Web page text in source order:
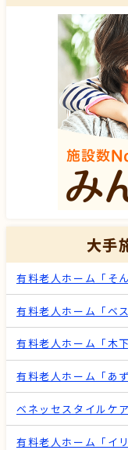
大手
有料老人ホーム「そ
有料老人ホーム「ベ
有料老人ホーム「木
有料老人ホーム「あず
ベネッセスタイルケ
有料老人ホーム「イリ